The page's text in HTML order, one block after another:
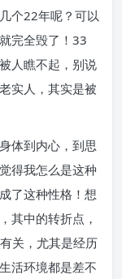
个22年呢？可以
完全毁了！33
人瞧不起，别说
实人，其实是被
体到内心，到思
得我怎么是这种
了这种性格！想
其中的转折点，
关，尤其是经历
活环境都是差不